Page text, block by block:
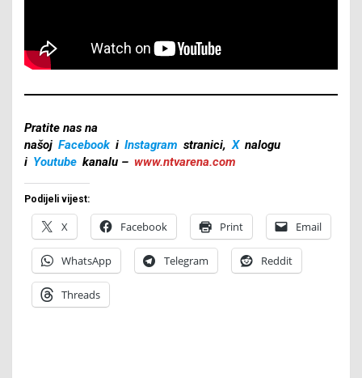
Pratite nas na
našoj Facebook i Instagram stranici, X nalogu
i Youtube kanalu – www.ntvarena.com
Podijeli vijest:
X Facebook Print Email
WhatsApp Telegram Reddit
Threads